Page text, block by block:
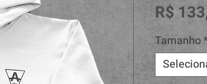
R$
Tamanho